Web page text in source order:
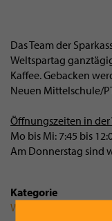
Das Team der
Weltspartag
Kaffee. Gebacken
Neuen Mittelschule/
Öffnungszeiten in
Mo bis Mi: 7:45 bis
Am Donnerstag sind
Kategorie
Wirtschaft